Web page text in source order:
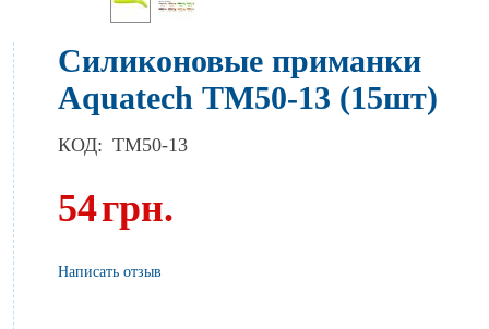
Силиконовые приманки
Aquatech ТМ50-13 (15шт)
КОД: TM50-13
54грн.
Написать отзыв